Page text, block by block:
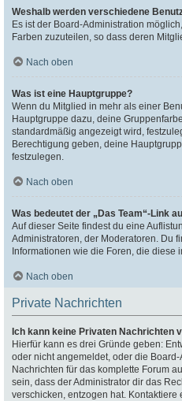
Weshalb werden verschiedene
Es ist der Board-Administration
Farben zuzuteilen, so dass deren
Nach oben
Was ist eine Hauptgruppe?
Wenn du Mitglied in mehr als einer
Hauptgruppe dazu, deine
standardmäßig angezeigt wird,
Berechtigung geben, deine
festzulegen.
Nach oben
Was bedeutet der „Das Team“-Link
Auf dieser Seite findest du eine
Administratoren, der Moderatoren. Du
Informationen wie die Foren, die diese
Nach oben
Private Nachrichten
Ich kann keine Privaten Nachrichten
Hierfür kann es drei Gründe geben:
oder nicht angemeldet, oder die
Nachrichten für das komplette Forum
sein, dass der Administrator dir das
verschicken, entzogen hat. Kontaktiere